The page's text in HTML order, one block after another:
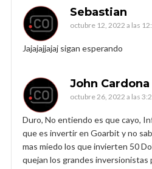
Sebastian
octubre 12, 2022 a las
Jajajajjajaj sigan esperando
John Cardona
octubre 26, 2022 a las
Duro, No entiendo es que cayo,
que es invertir en Goarbit y no
mas miedo los que invierten 50
quejan los grandes inversionistas